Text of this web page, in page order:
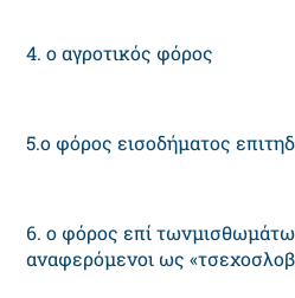
4. ο αγροτικός φόρος
5.ο φόρος εισοδήματος
6. ο φόρος επί
αναφερόμενοι ως